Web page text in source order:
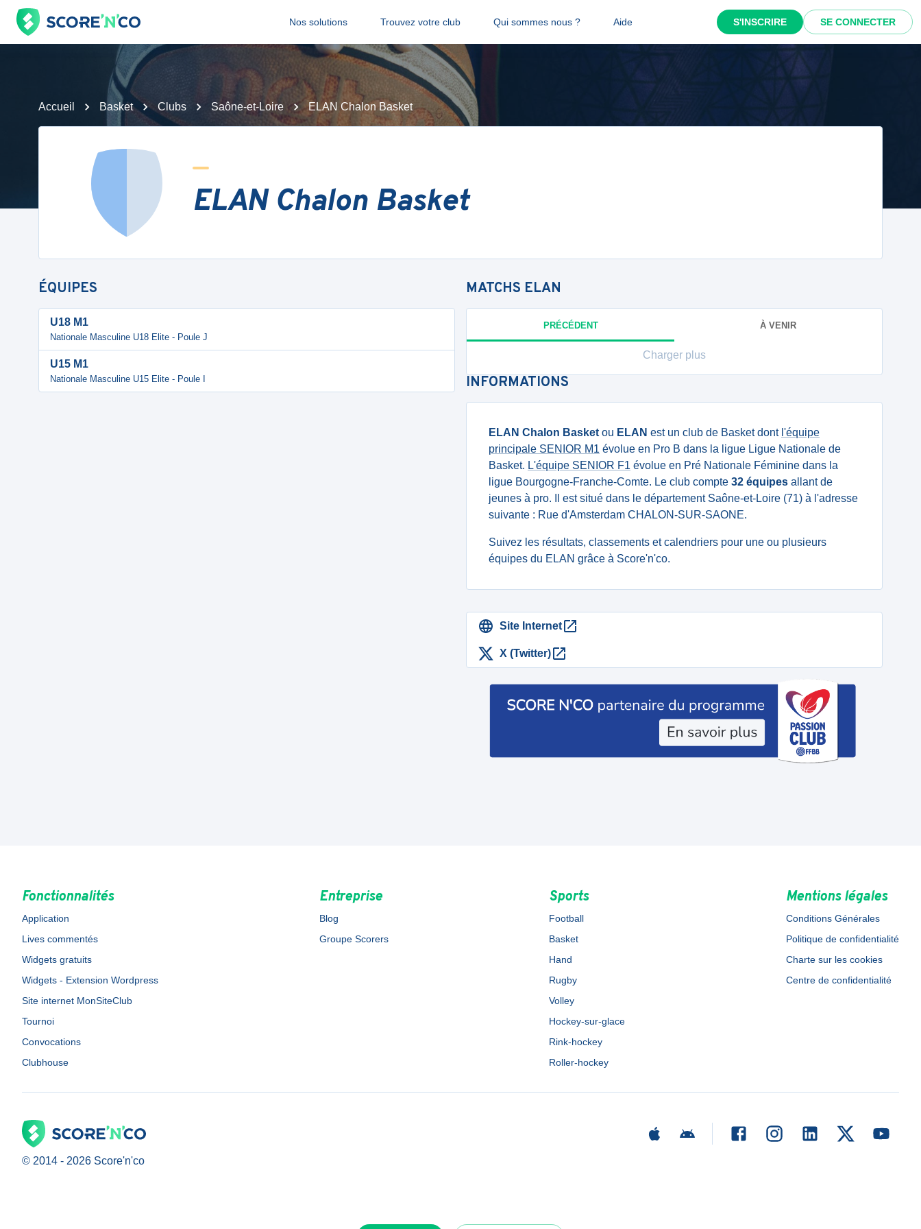
Nos solutions Trouvez votre club Qui sommes nous ? Aide S'INSCRIRE SE CONNECTER
Accueil Basket Clubs Saône-et-Loire ELAN Chalon Basket
ELAN Chalon Basket
ÉQUIPES
U18 M1
Nationale Masculine U18 Elite - Poule J
U15 M1
Nationale Masculine U15 Elite - Poule I
MATCHS ELAN
PRÉCÉDENT À VENIR
Charger plus
INFORMATIONS
ELAN Chalon Basket ou ELAN est un club de Basket dont l'équipe
principale SENIOR M1 évolue en Pro B dans la ligue Ligue Nationale de
Basket. L'équipe SENIOR F1 évolue en Pré Nationale Féminine dans la
ligue Bourgogne-Franche-Comte. Le club compte 32 équipes allant de
jeunes à pro. Il est situé dans le département Saône-et-Loire (71) à l'adresse
suivante : Rue d'Amsterdam CHALON-SUR-SAONE.
Suivez les résultats, classements et calendriers pour une ou plusieurs
équipes du ELAN grâce à Score'n'co.
Site Internet
X (Twitter)
Fonctionnalités
Application
Lives commentés
Widgets gratuits
Widgets - Extension Wordpress
Site internet MonSiteClub
Tournoi
Convocations
Clubhouse
Entreprise
Blog
Groupe Scorers
Sports
Football
Basket
Hand
Rugby
Volley
Hockey-sur-glace
Rink-hockey
Roller-hockey
Mentions légales
Conditions Générales
Politique de confidentialité
Charte sur les cookies
Centre de confidentialité
© 2014 - 2026 Score'n'co